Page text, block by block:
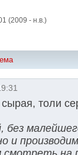
(2009 - н.в.)
толи
без
и